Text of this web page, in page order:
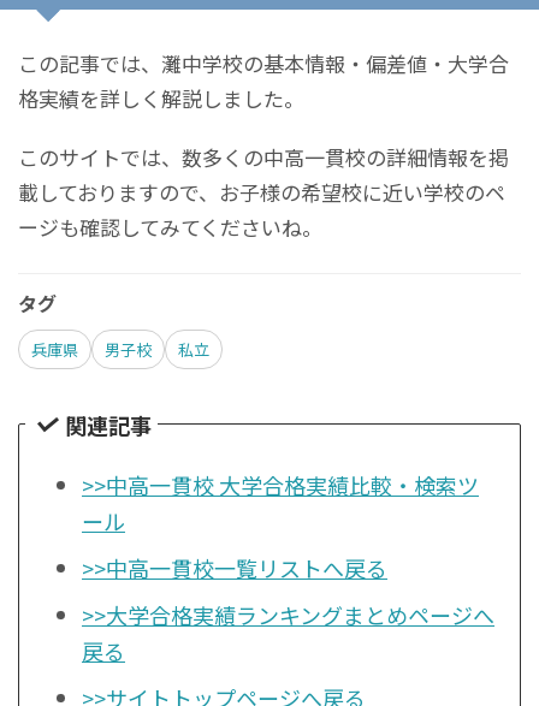
この記事では、灘中学校の基本情報・偏差値・大学合
格実績を詳しく解説しました。
このサイトでは、数多くの中高一貫校の詳細情報を掲
載しておりますので、お子様の希望校に近い学校のペ
ージも確認してみてくださいね。
タグ
兵庫県 男子校 私立
関連記事
>>中高一貫校 大学合格実績比較・検索ツ
ール
>>中高一貫校一覧リストへ戻る
>>大学合格実績ランキングまとめページへ
戻る
>>サイトトップページへ戻る